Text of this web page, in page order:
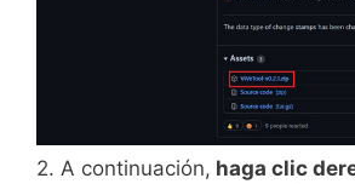
2. A continuación, haga clic